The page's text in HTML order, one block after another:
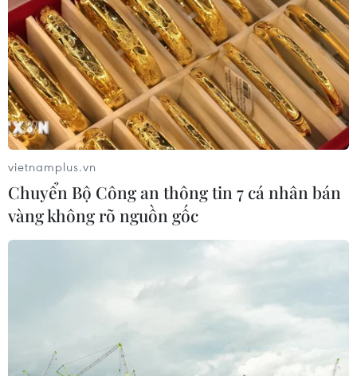
vietnamplus.vn
Chuyển Bộ Công an thông tin 7 cá nhân bán
vàng không rõ nguồn gốc